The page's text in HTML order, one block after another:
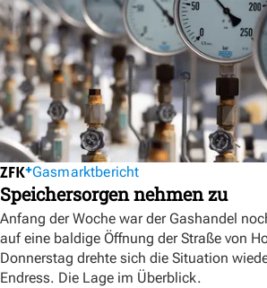
Gasmarktbericht
Speichersorgen nehmen zu
Anfang der Woche war der Gashandel
auf eine baldige Öffnung der Straße von
Donnerstag drehte sich die Situation
Endress. Die Lage im Überblick.